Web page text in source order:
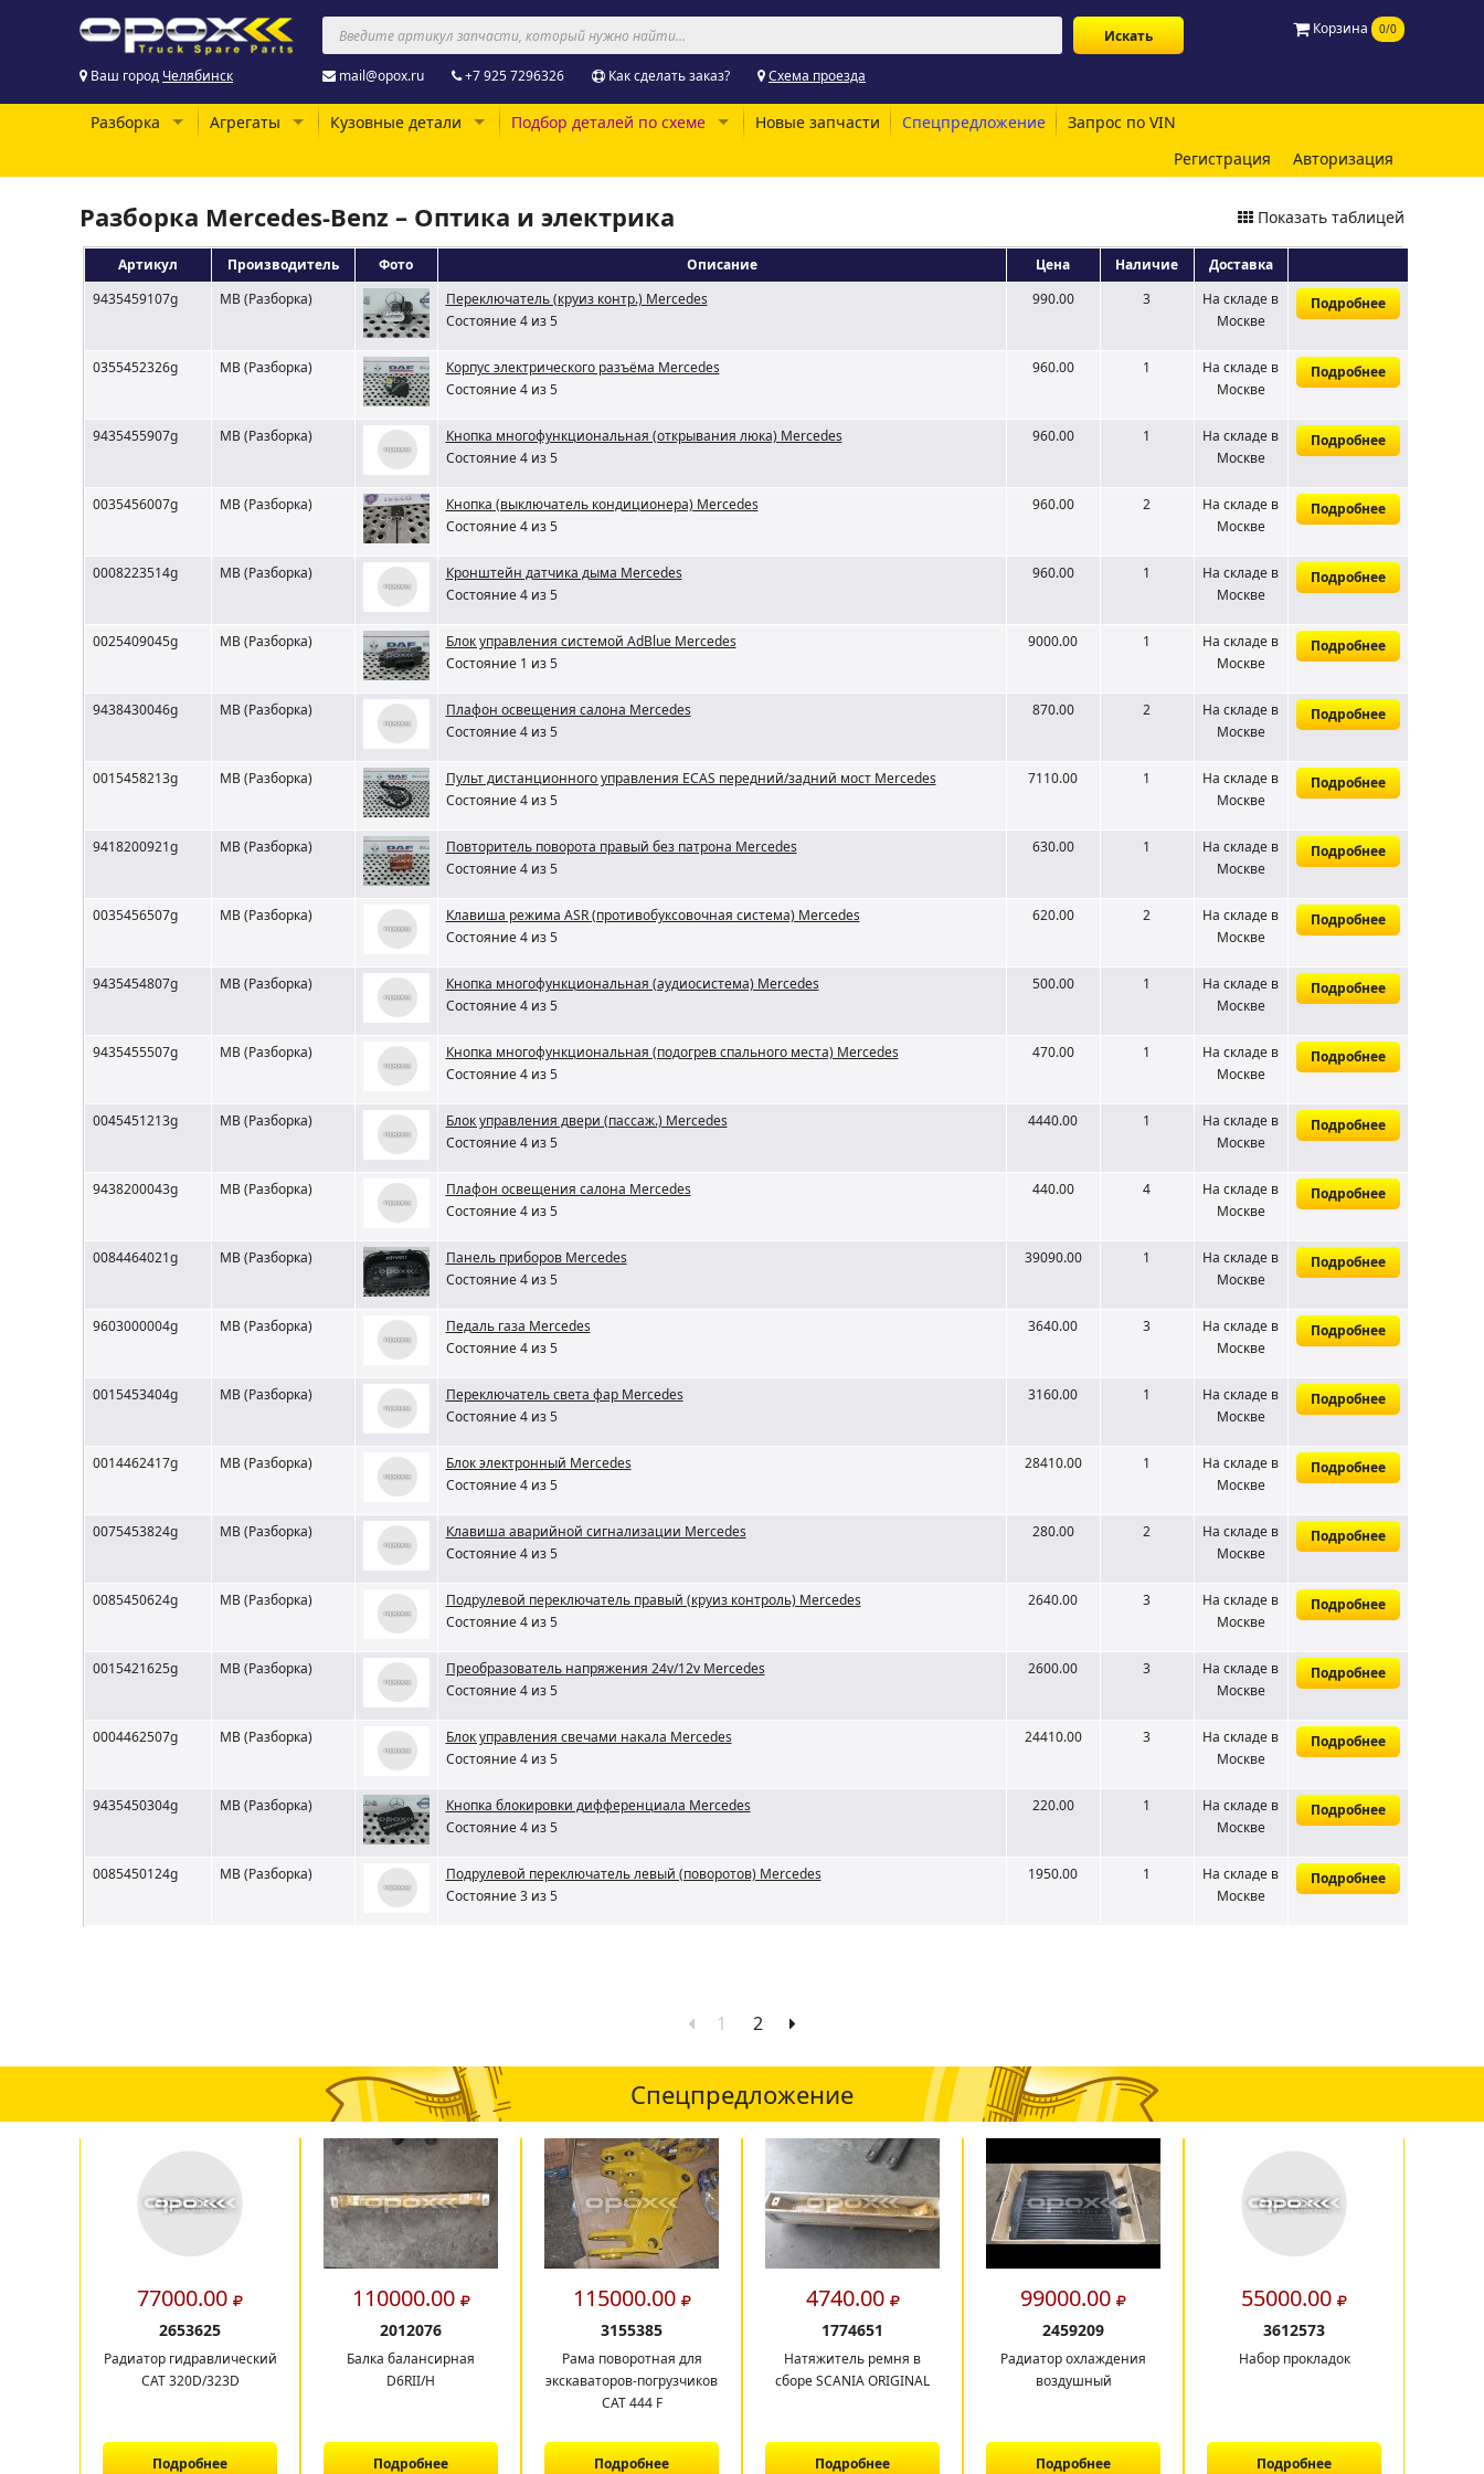
Корзина 0/0
Ваш город Челябинск mail@opox.ru +7 925 7296326 Как сделать заказ? Схема проезда
Разборка Агрегаты Кузовные детали Подбор деталей по схеме Новые запчасти Спецпредложение
Запрос по VIN
Регистрация
Авторизация
Разборка Mercedes-Benz – Оптика и электрика Показать таблицей
Артикул Производитель Фото Описание Цена Наличие
Доставка
9435459107g
MB (Разборка)
Переключатель (круиз контр.) Mercedes
Состояние 4 из 5
990.00 3 На складе в
Москве
Подробнее
0355452326g MB (Разборка)
Корпус электрического разъёма Mercedes
Состояние 4 из 5
960.00 1 На складе в
Москве
Подробнее
9435455907g MB (Разборка)
Кнопка многофункциональная (открывания люка) Mercedes
Состояние 4 из 5
960.00 1 На складе в
Москве
Подробнее
0035456007g MB (Разборка)
Кнопка (выключатель кондиционера) Mercedes
Состояние 4 из 5
960.00 2 На складе в
Москве
Подробнее
0008223514g MB (Разборка)
Кронштейн датчика дыма Mercedes
Состояние 4 из 5
960.00 1 На складе в
Москве
Подробнее
0025409045g MB (Разборка)
Блок управления системой AdBlue Mercedes
Состояние 1 из 5
9000.00 1 На складе в
Москве
Подробнее
9438430046g MB (Разборка)
Плафон освещения салона Mercedes
Состояние 4 из 5
870.00 2 На складе в
Москве
Подробнее
0015458213g MB (Разборка)
Пульт дистанционного управления ECAS передний/задний мост Mercedes
Состояние 4 из 5
7110.00 1 На складе в
Москве
Подробнее
9418200921g MB (Разборка)
Повторитель поворота правый без патрона Mercedes
Состояние 4 из 5
630.00 1 На складе в
Москве
Подробнее
0035456507g MB (Разборка)
Клавиша режима ASR (противобуксовочная система) Mercedes
Состояние 4 из 5
620.00 2 На складе в
Москве
Подробнее
9435454807g MB (Разборка)
Кнопка многофункциональная (аудиосистема) Mercedes
Состояние 4 из 5
500.00 1 На складе в
Москве
Подробнее
9435455507g MB (Разборка)
Кнопка многофункциональная (подогрев спального места) Mercedes
Состояние 4 из 5
470.00 1 На складе в
Москве
Подробнее
0045451213g MB (Разборка)
Блок управления двери (пассаж.) Mercedes
Состояние 4 из 5
4440.00 1 На складе в
Москве
Подробнее
9438200043g MB (Разборка)
Плафон освещения салона Mercedes
Состояние 4 из 5
440.00 4 На складе в
Москве
Подробнее
0084464021g MB (Разборка)
Панель приборов Mercedes
Состояние 4 из 5
39090.00 1 На складе в
Москве
Подробнее
9603000004g MB (Разборка)
Педаль газа Mercedes
Состояние 4 из 5
3640.00 3 На складе в
Москве
Подробнее
0015453404g MB (Разборка)
Переключатель света фар Mercedes
Состояние 4 из 5
3160.00 1 На складе в
Москве
Подробнее
0014462417g MB (Разборка)
Блок электронный Mercedes
Состояние 4 из 5
28410.00 1 На складе в
Москве
Подробнее
0075453824g MB (Разборка)
Клавиша аварийной сигнализации Mercedes
Состояние 4 из 5
280.00 2 На складе в
Москве
Подробнее
0085450624g MB (Разборка)
Подрулевой переключатель правый (круиз контроль) Mercedes
Состояние 4 из 5
2640.00 3 На складе в
Москве
Подробнее
0015421625g MB (Разборка)
Преобразователь напряжения 24v/12v Mercedes
Состояние 4 из 5
2600.00 3 На складе в
Москве
Подробнее
0004462507g MB (Разборка)
Блок управления свечами накала Mercedes
Состояние 4 из 5
24410.00 3 На складе в
Москве
Подробнее
9435450304g MB (Разборка)
Кнопка блокировки дифференциала Mercedes
Состояние 4 из 5
220.00 1 На складе в
Москве
Подробнее
0085450124g MB (Разборка)
Подрулевой переключатель левый (поворотов) Mercedes
Состояние 3 из 5
1950.00 1 На складе в
Москве
Подробнее
1 2
Спецпредложение
77000.00
2653625
Радиатор гидравлический
CAT 320D/323D
Подробнее
110000.00
2012076
Балка балансирная
D6RII/H
Подробнее
115000.00
3155385
Рама поворотная для
экскаваторов-погрузчиков
САТ 444 F
Подробнее
4740.00
1774651
Натяжитель ремня в
сборе SCANIA ORIGINAL
Подробнее
99000.00
2459209
Радиатор охлаждения
воздушный
Подробнее
55000.00
3612573
Набор прокладок
Подробнее